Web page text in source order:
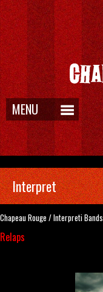
MENU
Interpret
Chapeau Rouge /InterpretiBands
Relaps